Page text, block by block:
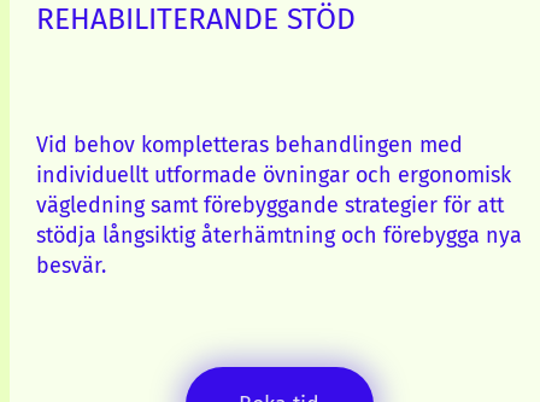
REHABILITERANDE STÖD
Vid behov kompletteras behandlingen med
individuellt utformade övningar och ergonomisk
vägledning samt förebyggande strategier för att
stödja långsiktig återhämtning och förebygga nya
besvär.